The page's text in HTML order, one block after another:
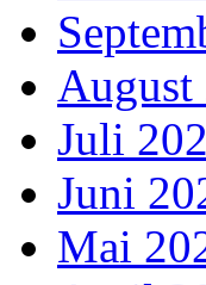
August
Juli
Juni
Mai